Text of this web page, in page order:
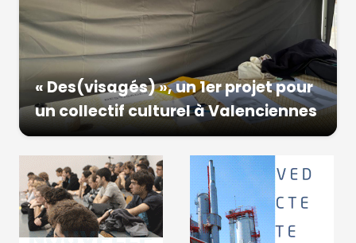
« Des(visagés) », un 1er projet pour
un collectif culturel à Valenciennes